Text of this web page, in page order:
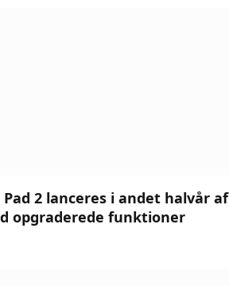
Pad 2 lanceres i andet halvår af
opgraderede funktioner